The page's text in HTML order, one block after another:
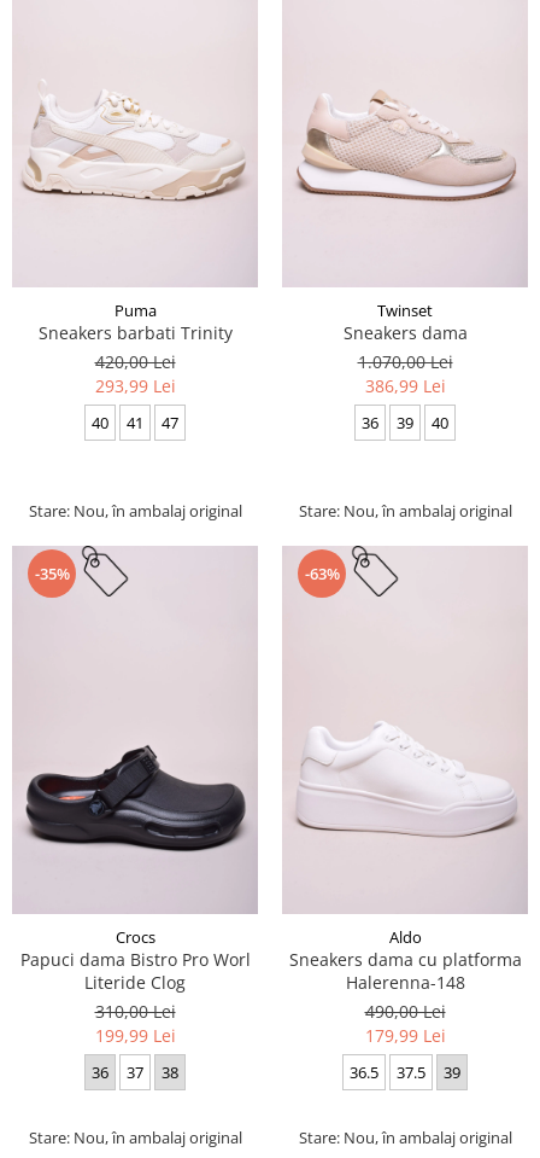
Puma
Sneakers barbati Trinity
420,00 Lei
293,99 Lei
40 41 47
Stare: Nou, în ambalaj original
Twinset
Sneakers dama
1.070,00 Lei
386,99 Lei
36 39 40
Stare: Nou, în ambalaj original
-35%
Crocs
Papuci dama Bistro Pro Worl
Literide Clog
310,00 Lei
199,99 Lei
36 37 38
Stare: Nou, în ambalaj original
-63%
Aldo
Sneakers dama cu platforma
Halerenna-148
490,00 Lei
179,99 Lei
36.5 37.5 39
Stare: Nou, în ambalaj original